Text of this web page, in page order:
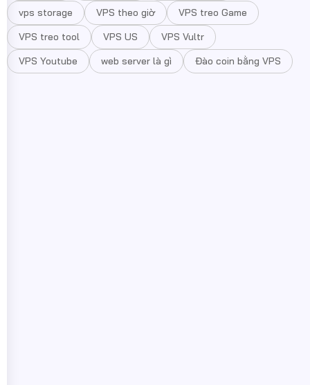
vps storage
VPS theo giờ
VPS treo Game
VPS treo tool
VPS US
VPS Vultr
VPS Youtube
web server là gì Đào coin bằng VPS